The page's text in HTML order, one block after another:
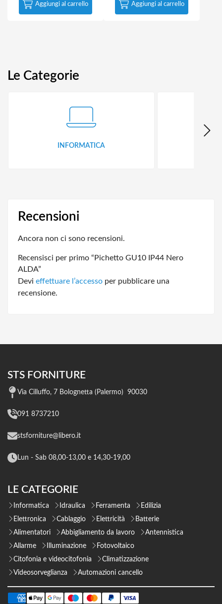
Aggiungi al carrello Aggiungi al carrello
Le Categorie
INFORMATICA
Recensioni
Ancora non ci sono recensioni.
Recensisci per primo “Pichetto GU10 IP44 Nero
ALDA”
Devi effettuare l’accesso per pubblicare una
recensione.
STS FORNITURE
Via Cilluffo, 7 Bolognetta (Palermo) 90030
091 8737210
stsforniture@libero.it
Lun - Sab 08,00-13,00 e 14,30-19,00
LE CATEGORIE
Informatica Idraulica Ferramenta
Edilizia
Elettronica
Cablaggio Elettricità
Batterie
Alimentatori
Abbigliamento da lavoro
Antennistica
Allarme
Illuminazione
Fotovoltaico
Citofonia e videocitofonia
Climatizzazione
Videosorveglianza
Automazioni cancello